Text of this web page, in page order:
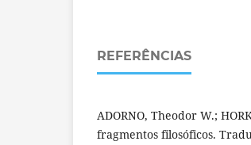
REFERÊNCIAS
ADORNO, Theodor W.;
fragmentos filosóficos.